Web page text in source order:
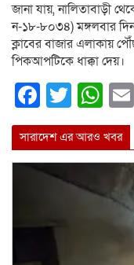
জানা যায়, নালিতাবাড়ী
ন-১৮-৮০৩৪) মঙ্গলবার
ক্লাবের বাজার এলাকায়
পিকআপটিকে ধাক্কা দেয়।
সারাদেশ এর আরও খবর